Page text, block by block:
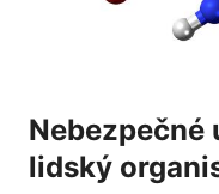
Nebezpečné
lidský